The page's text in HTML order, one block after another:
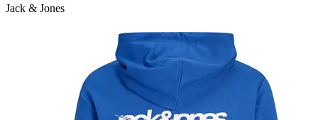
Jack & Jones